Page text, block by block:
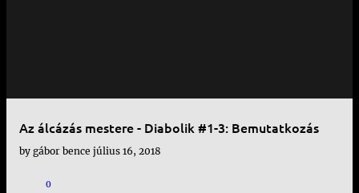
Az álcázás mestere - Diabolik #1-3: Bemutatkozás
by gábor bence július 16, 2018
0